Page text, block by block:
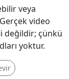
veya
video
değildir; çünkü
yoktur.